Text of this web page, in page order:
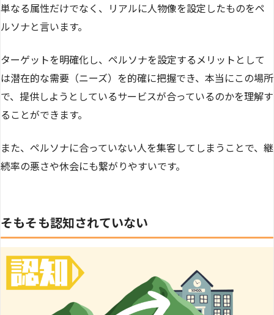
単なる属性だけでなく、リアルに人物像を設定したものをペ
ルソナと言います。
ターゲットを明確化し、ペルソナを設定するメリットとして
は潜在的な需要（ニーズ）を的確に把握でき、本当にこの場所
で、提供しようとしているサービスが合っているのかを理解す
ることができます。
また、ペルソナに合っていない人を集客してしまうことで、継
続率の悪さや休会にも繋がりやすいです。
そもそも認知されていない